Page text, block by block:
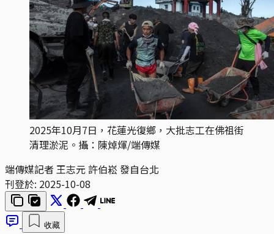
2025年10月7日，花蓮光復鄉，大批志工在佛祖街
清理淤泥。攝：陳焯煇/端傳媒
端傳媒記者 王志元 許伯崧 發自台北
刊登於: 2025-10-08
收藏